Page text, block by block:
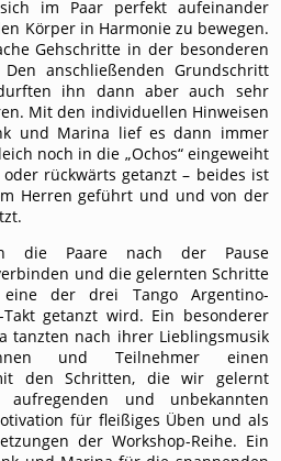
im Paar perfekt aufeinander
Körper in Harmonie zu bewegen.
Gehschritte in der besonderen
anschließenden Grundschritt
ihn dann aber auch sehr
Mit den individuellen Hinweisen
und Marina lief es dann immer
noch in die „Ochos“ eingeweiht
rückwärts getanzt – beides ist
Herren geführt und und von der
die Paare nach der Pause
und die gelernten Schritte
eine der drei Tango Argentino-
getanzt wird. Ein besonderer
tanzten nach ihrer Lieblingsmusik
und Teilnehmer einen
den Schritten, die wir gelernt
und unbekannten
für fleißiges Üben und als
der Workshop-Reihe. Ein